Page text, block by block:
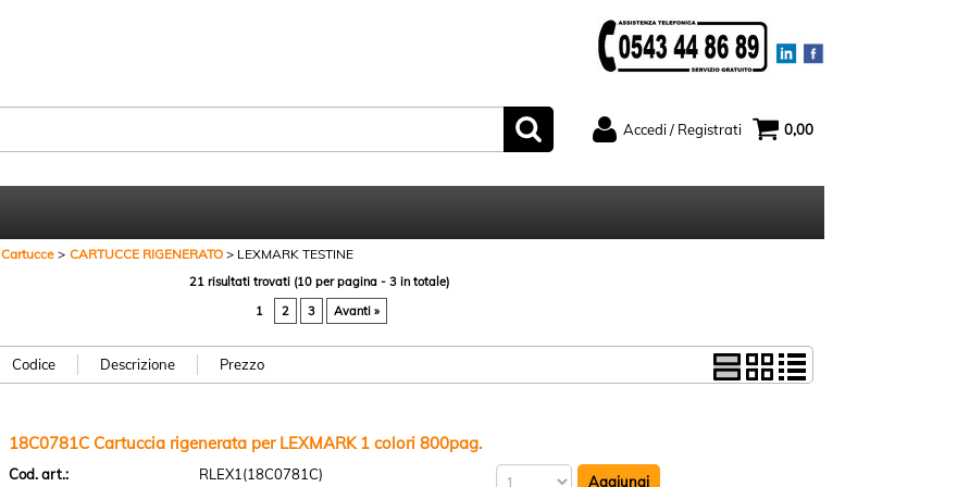
Accedi / Registrati
clicca sul pulsante "Accedi"
E-mail:
Password:
Hai perso la password?
"Registrati"
0,00
Cartucce CARTUCCE RIGENERATO LEXMARK TESTINE
21 risultati trovati (10 per pagina - 3 in totale)
1
2 3 Avanti »
18C0781C Cartuccia rigenerata per LEXMARK 1 colori 800pag.
Cod. art.: RLEX1(18C0781C)